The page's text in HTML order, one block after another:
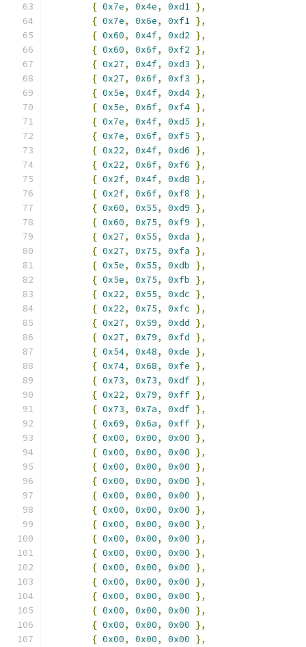
{ 0x7e, 0x4e, 0xd1 },
{ 0x7e, 0x6e, 0xf1 },
{ 0x60, 0x4f, 0xd2 },
{ 0x60, 0x6f, 0xf2 },
{ 0x27, 0x4f, 0xd3 },
{ 0x27, 0x6f, 0xf3 },
{ 0x5e, 0x4f, 0xd4 },
{ 0x5e, 0x6f, 0xf4 },
{ 0x7e, 0x4f, 0xd5 },
{ 0x7e, 0x6f, 0xf5 },
{ 0x22, 0x4f, 0xd6 },
{ 0x22, 0x6f, 0xf6 },
{ 0x2f, 0x4f, 0xd8 },
{ 0x2f, 0x6f, 0xf8 },
{ 0x60, 0x55, 0xd9 },
{ 0x60, 0x75, 0xf9 },
{ 0x27, 0x55, 0xda },
{ 0x27, 0x75, 0xfa },
{ 0x5e, 0x55, 0xdb },
{ 0x5e, 0x75, 0xfb },
{ 0x22, 0x55, 0xdc },
{ 0x22, 0x75, 0xfc },
{ 0x27, 0x59, 0xdd },
{ 0x27, 0x79, 0xfd },
{ 0x54, 0x48, 0xde },
{ 0x74, 0x68, 0xfe },
{ 0x73, 0x73, 0xdf },
{ 0x22, 0x79, 0xff },
{ 0x73, 0x7a, 0xdf },
{ 0x69, 0x6a, 0xff },
{ 0x00, 0x00, 0x00 },
{ 0x00, 0x00, 0x00 },
{ 0x00, 0x00, 0x00 },
{ 0x00, 0x00, 0x00 },
{ 0x00, 0x00, 0x00 },
{ 0x00, 0x00, 0x00 },
{ 0x00, 0x00, 0x00 },
{ 0x00, 0x00, 0x00 },
{ 0x00, 0x00, 0x00 },
{ 0x00, 0x00, 0x00 },
{ 0x00, 0x00, 0x00 },
{ 0x00, 0x00, 0x00 },
{ 0x00, 0x00, 0x00 },
{ 0x00, 0x00, 0x00 },
{ 0x00, 0x00, 0x00 },